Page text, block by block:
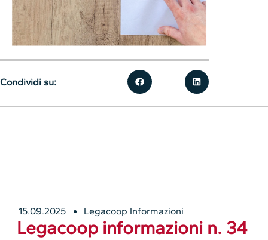
15.09.2025 Legacoop Informazioni
Legacoop informazioni n. 34
Condividi su: